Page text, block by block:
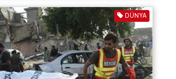
DÜNYA